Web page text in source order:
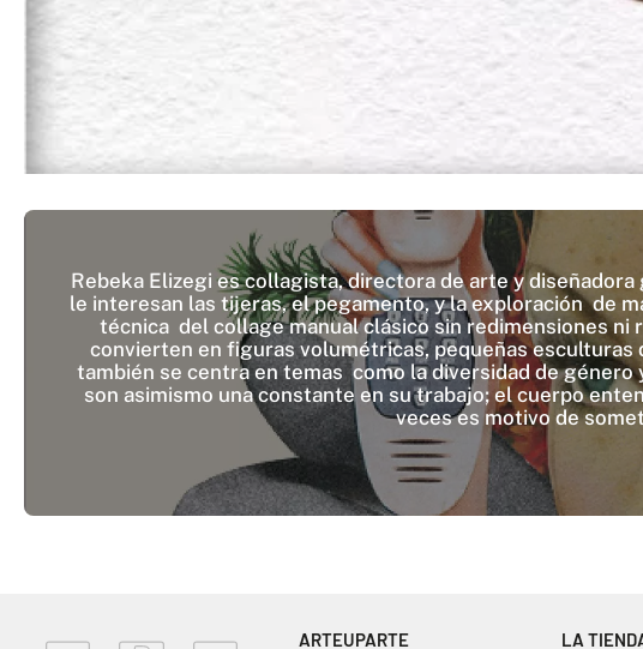
Rebeka Elizegi es collagista, directora de arte y
le interesan las tijeras, el pegamento, y la exploración de
técnica del collage manual clásico sin redimensiones
convierten en figuras volumétricas, pequeñas
también se centra en temas como la diversidad de
son asimismo una constante en su trabajo; el cuerpo
veces es motivo de
ARTEUPARTE LA